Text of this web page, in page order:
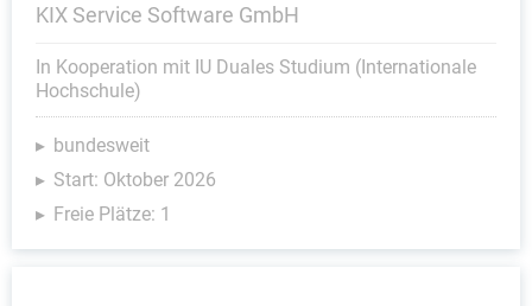
KIX Service Software GmbH
In Kooperation mit IU Duales Studium (Internationale
Hochschule)
bundesweit
Start: Oktober 2026
Freie Plätze: 1